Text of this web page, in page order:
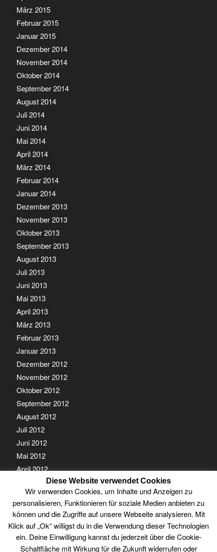
März 2015
Februar 2015
Januar 2015
Dezember 2014
November 2014
Oktober 2014
September 2014
August 2014
Juli 2014
Juni 2014
Mai 2014
April 2014
März 2014
Februar 2014
Januar 2014
Dezember 2013
November 2013
Oktober 2013
September 2013
August 2013
Juli 2013
Juni 2013
Mai 2013
April 2013
März 2013
Februar 2013
Januar 2013
Dezember 2012
November 2012
Oktober 2012
September 2012
August 2012
Juli 2012
Juni 2012
Mai 2012
April 2012
März 2012
Februar 2012
Januar 2012
Diese Website verwendet Cookies
Wir verwenden Cookies, um Inhalte und Anzeigen zu
personalisieren, Funktionieren für soziale Medien anbieten zu
können und die Zugriffe auf unsere Webseite analysieren. Mit
Klick auf „Ok“ willigst du in die Verwendung dieser Technologien
ein. Deine Einwilligung kannst du jederzeit über die Cookie-
Schaltfläche mit Wirkung für die Zukunft widerrufen oder